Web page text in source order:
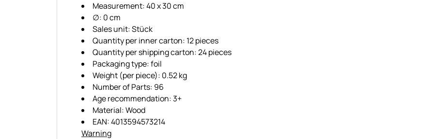
Measurement: 40 x 30 cm
∅: 0 cm
Sales unit: Stück
Quantity per inner carton: 12 pieces
Quantity per shipping carton: 24 pieces
Packaging type: foil
Weight (per piece): 0.52 kg
Number of Parts: 96
Age recommendation: 3+
Material: Wood
EAN: 4013594573214
Warning